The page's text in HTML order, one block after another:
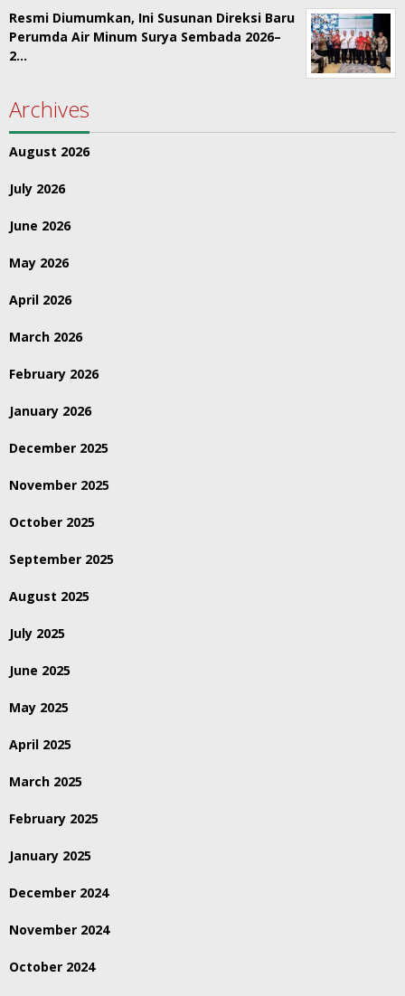
Resmi Diumumkan, Ini Susunan Direksi Baru
Perumda Air Minum Surya Sembada 2026–
2…
Archives
August 2026
July 2026
June 2026
May 2026
April 2026
March 2026
February 2026
January 2026
December 2025
November 2025
October 2025
September 2025
August 2025
July 2025
June 2025
May 2025
April 2025
March 2025
February 2025
January 2025
December 2024
November 2024
October 2024